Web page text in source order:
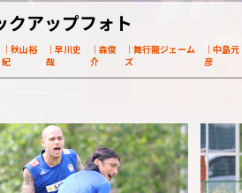
クアップフォト
秋山裕
紀
早川史
哉
森俊
介
舞行龍ジェーム
ズ
中島元
彦